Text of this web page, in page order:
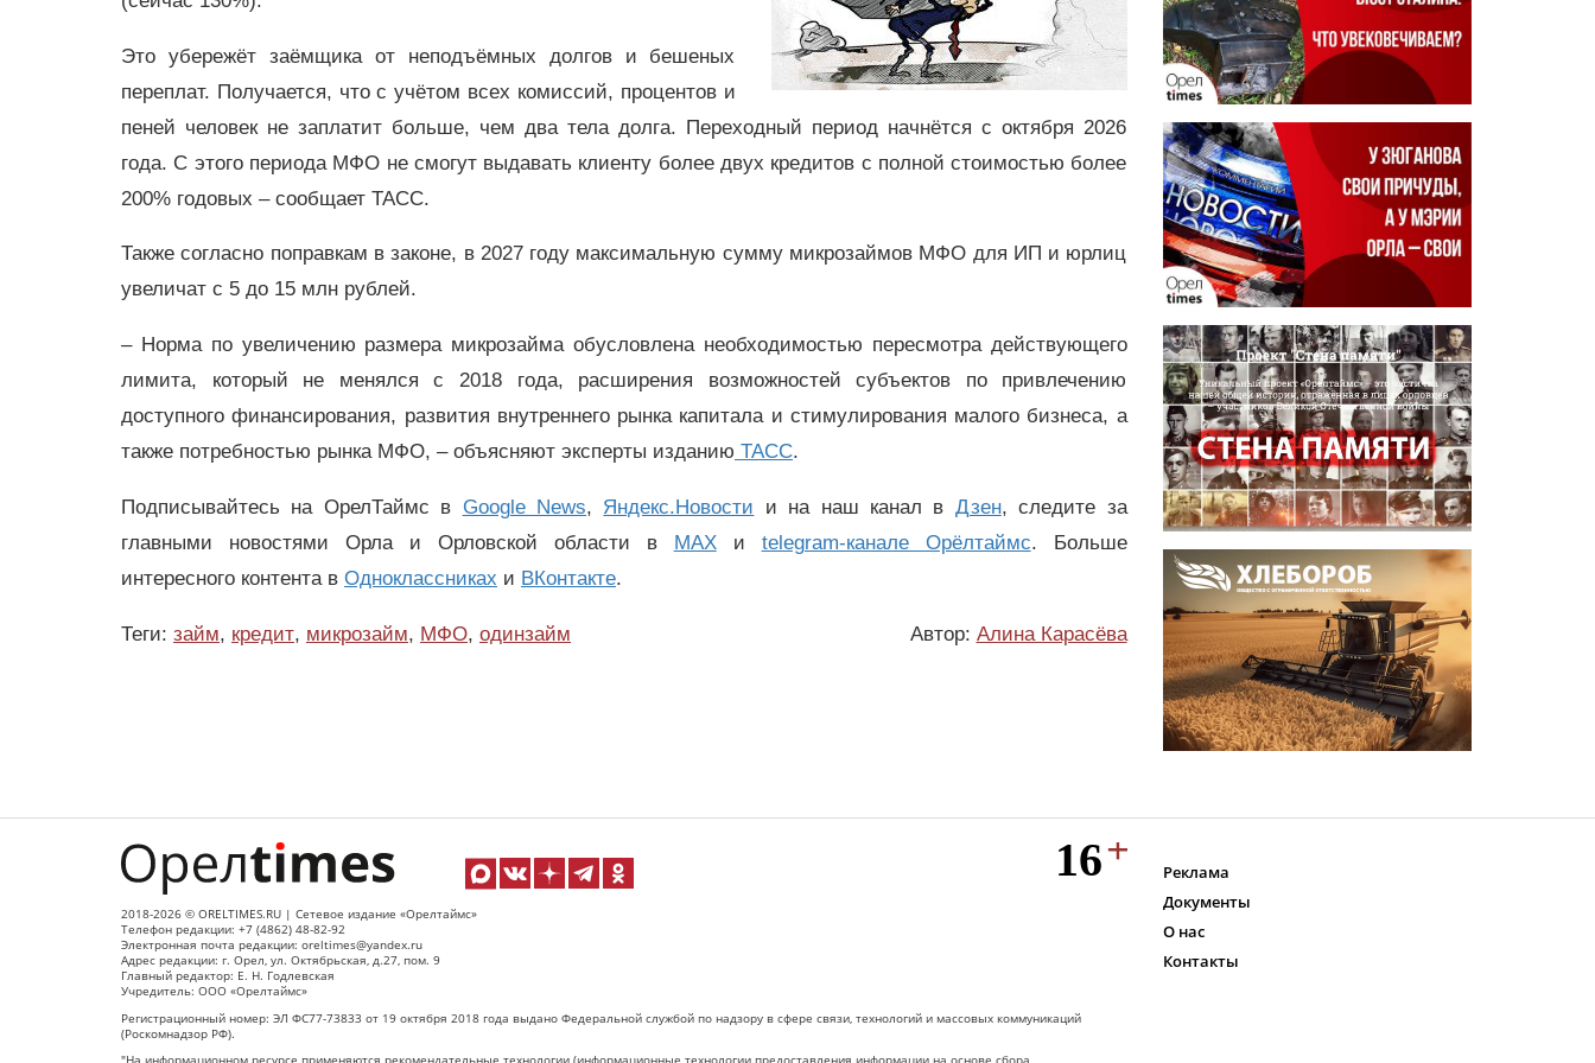
Это убережёт заёмщика от неподъёмных долгов и бешеных
переплат. Получается, что с учётом всех комиссий, процентов и
пеней человек не заплатит больше, чем два тела долга. Переходный период начнётся с октября 2026
года. С этого периода МФО не смогут выдавать клиенту более двух кредитов с полной стоимостью более
200% годовых – сообщает ТАСС.
Также согласно поправкам в законе, в 2027 году максимальную сумму микрозаймов МФО для ИП и юрлиц
увеличат с 5 до 15 млн рублей.
– Норма по увеличению размера микрозайма обусловлена необходимостью пересмотра действующего
лимита, который не менялся с 2018 года, расширения возможностей субъектов по привлечению
доступного финансирования, развития внутреннего рынка капитала и стимулирования малого бизнеса, а
также потребностью рынка МФО, – объясняют эксперты изданию ТАСС.
Подписывайтесь на ОрелТаймс в Google News, Яндекс.Новости и на наш канал в Дзен, следите за
главными новостями Орла и Орловской области в MAXи telegram-канале Орёлтаймс. Больше
интересного контента в Одноклассниках и ВКонтакте.
Теги: займ, кредит, микрозайм, МФО, одинзайм Автор: Алина Карасёва
2018-2026 © ORELTIMES.RU | Сетевое издание «Орелтаймс»
Телефон редакции: +7 (4862) 48-82-92
Электронная почта редакции: oreltimes@yandex.ru
Адрес редакции: г. Орел, ул. Октябрьская, д.27, пом. 9
Главный редактор: Е. Н. Годлевская
Учредитель: ООО «Орелтаймс»
Регистрационный номер: ЭЛ ФС77-73833 от 19 октября 2018 года выдано Федеральной службой по надзору в сфере связи, технологий и массовых коммуникаций
(Роскомнадзор РФ).
Реклама
Документы
О нас
Контакты